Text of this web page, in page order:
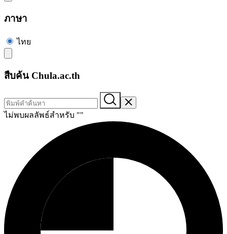
ภาษา
ไทย
สืบค้น Chula.ac.th
ไม่พบผลลัพธ์สำหรับ ""